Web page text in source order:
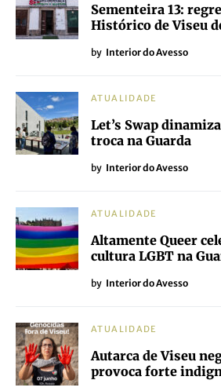
Sementeira 13:
Histórico de Viseu
by Interior do Avesso
ATUALIDADE
Let’s Swap
troca na Guarda
by Interior do Avesso
ATUALIDADE
Altamente Queer
cultura LGBT na
by Interior do Avesso
ATUALIDADE
Autarca de Viseu
provoca forte